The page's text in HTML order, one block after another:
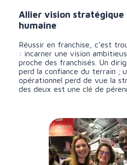
Allier vision
humaine
Réussir en franchise, c’est
: incarner une vision
proche des franchisés. Un
perd la confiance du terrain ;
opérationnel perd de vue la
des deux est une clé de